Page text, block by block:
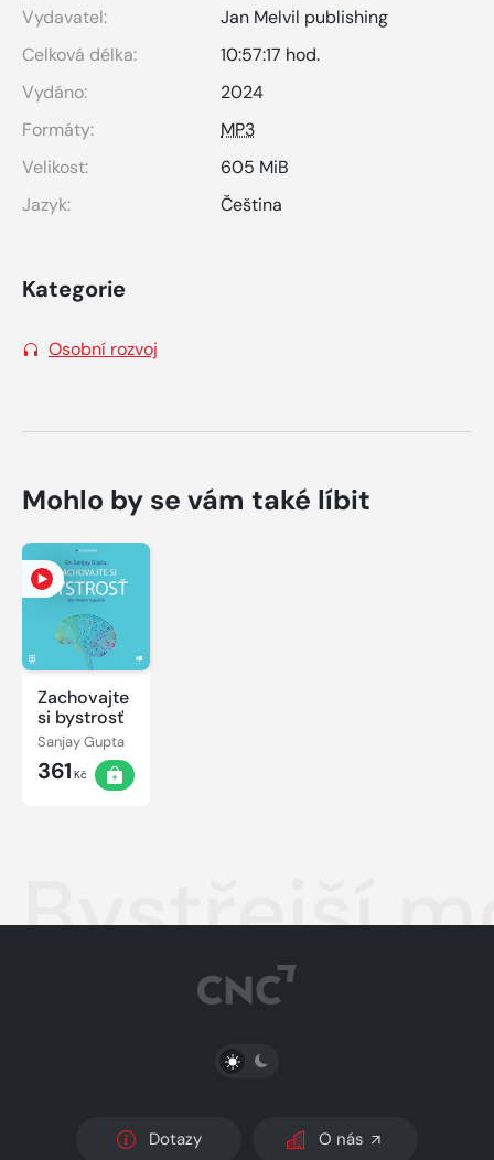
Vydavatel:
Jan Melvil publishing
Celková délka:
10:57:17 hod.
Vydáno:
2024
Formáty:
MP3
Velikost:
605 MiB
Jazyk:
Čeština
Kategorie
Osobní rozvoj
Mohlo by se vám také líbit
Zachovajte
si bystrosť
Sanjay Gupta
361 Kč
Bystřejší
PŘEPNOUT SVĚTLÝ/TMAVÝ REŽIM
Dotazy O nás